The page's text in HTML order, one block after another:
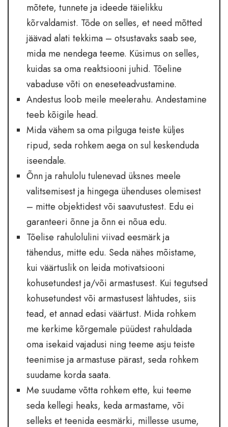
mõtete, tunnete ja ideede täielikku
kõrvaldamist. Tõde on selles, et need mõtted
jäävad alati tekkima – otsustavaks saab see,
mida me nendega teeme. Küsimus on selles,
kuidas sa oma reaktsiooni juhid. Tõeline
vabaduse võti on eneseteadvustamine.
Andestus loob meile meelerahu. Andestamine
teeb kõigile head.
Mida vähem sa oma pilguga teiste küljes
ripud, seda rohkem aega on sul keskenduda
iseendale.
Õnn ja rahulolu tulenevad üksnes meele
valitsemisest ja hingega ühenduses olemisest
– mitte objektidest või saavutustest. Edu ei
garanteeri õnne ja õnn ei nõua edu.
Tõelise rahulolulini viivad eesmärk ja
tähendus, mitte edu. Seda nähes mõistame,
kui väärtuslik on leida motivatsiooni
kohusetundest ja/või armastusest. Kui tegutsed
kohusetundest või armastusest lähtudes, siis
tead, et annad edasi väärtust. Mida rohkem
me kerkime kõrgemale püüdest rahuldada
oma isekaid vajadusi ning teeme asju teiste
teenimise ja armastuse pärast, seda rohkem
suudame korda saata.
Me suudame võtta rohkem ette, kui teeme
seda kellegi heaks, keda armastame, või
selleks et teenida eesmärki, millesse usume,